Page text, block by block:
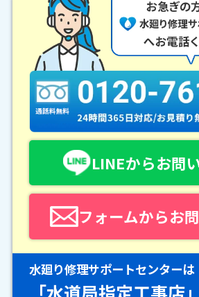
LINEからお問
フォームからお
水廻り修理サポートセンターは